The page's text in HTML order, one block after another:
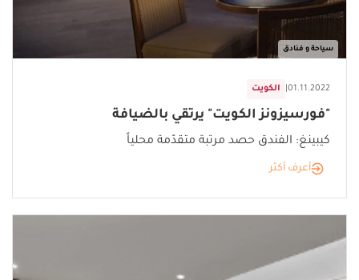
سياحة و فنادق
الكويت 01.11.2022
"فورسيزونز الكويت" يرتقي بالضيافة
كيبينغ: الفندق حصد مرتبة متقدّمة محلياً
أعرف أكثر